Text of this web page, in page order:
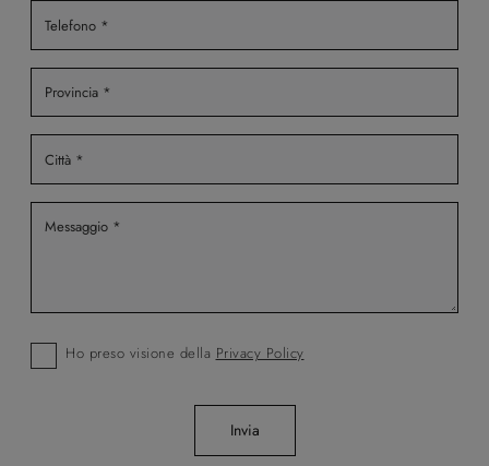
Ho preso visione della Privacy Policy
Invia